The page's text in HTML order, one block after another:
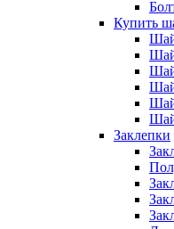
Купить
Заклепки